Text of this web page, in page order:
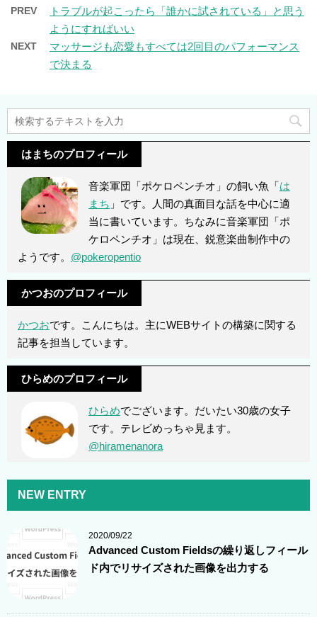
PREV
トラブルが起こったら「誰かに試されている」と思う
ようにすればいい
NEXT
マッサージも恋愛もすべては2回目のパフォーマンス
で決まる
はまちのプロフィール
音楽軍団「ポケロペンチオ」の飼い魚「は
まち 」です。人間の真面目な話を中心に適
当に書いています。ちなみに音楽軍団「ポ
ケロペンチオ」は現在、鋭意楽曲制作中の
ようです。 @pokeropentio
かつおのプロフィール
かつおです。こんにちは。主にWEBサイトの構築に関する
記事を担当しています。
ひらめのプロフィール
ひらめでございます。だいたい30歳の女子
です。テレビめっちゃ見ます。
@hiramenanora
NEW ENTRY
2020/09/22
Advanced Custom Fieldsの繰り返しフィール
ド内でリサイズされた画像を出力する